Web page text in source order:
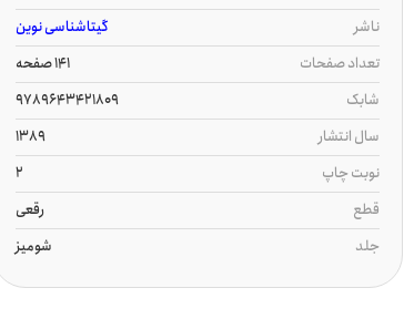
ناشر
گیتاشناسی نوین
تعداد صفحات
141 صفحه
شابک
9789643421809
سال انتشار
1389
نوبت چاپ
2
قطع
رقعی
جلد
شومیز